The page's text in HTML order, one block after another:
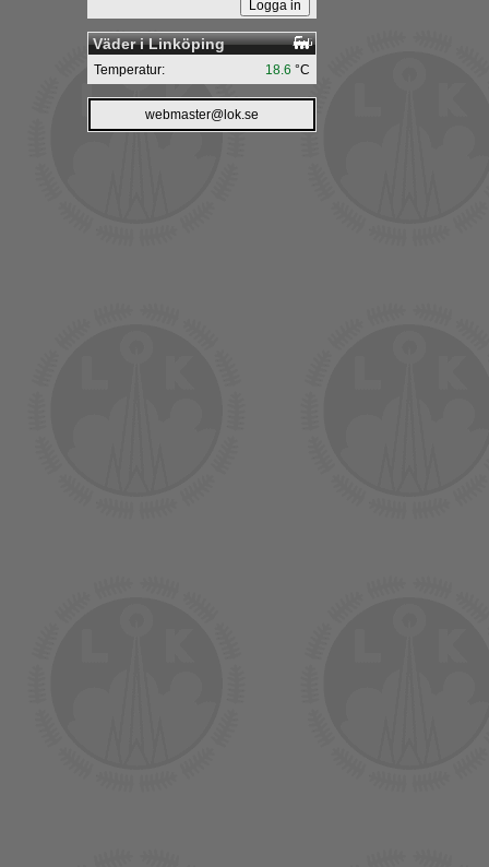
Väder i Linköping
18.6 °C
Temperatur:
webmaster@lok.se